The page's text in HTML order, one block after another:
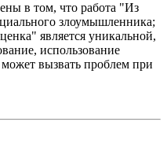
в том, что работа "Из
злоумышленника;
является уникальной,
использование
вызвать проблем при